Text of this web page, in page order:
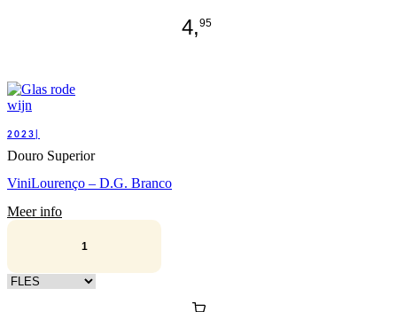
4,95
2023|
Douro Superior
ViniLourenço – D.G. Branco
Meer info
Kies verpakking